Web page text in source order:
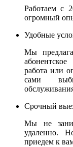
Работаем с
огромный
Удобные
Мы
работа или
сами
Срочный
Мы не
удаленно.
приедем к